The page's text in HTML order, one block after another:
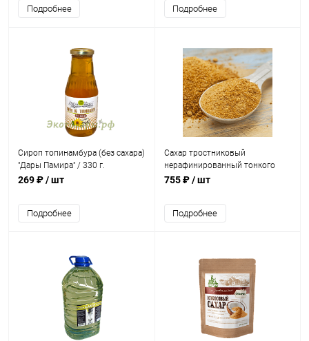
Подробнее Подробнее
Сироп топинамбура (без сахара)
"Дары Памира" / 330 г.
269 ₽/ шт
Подробнее
Сахар тростниковый
нерафинированный тонкого
помола "ПАНЕЛА - PANELA
755 ₽/ шт
Подробнее